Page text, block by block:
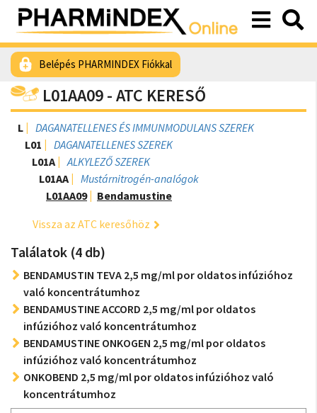
Belépés PHARMINDEX Fiókkal
L01AA09 - ATC KERESŐ
L
DAGANATELLENES ÉS IMMUNMODULANS SZEREK
L01
DAGANATELLENES SZEREK
L01A
ALKYLEZŐ SZEREK
L01AA
Mustárnitrogén-analógok
L01AA09
Bendamustine
Vissza az ATC keresőhöz
Találatok (4 db)
BENDAMUSTIN TEVA 2,5 mg/ml por oldatos infúzióhoz
való koncentrátumhoz
BENDAMUSTINE ACCORD 2,5 mg/ml por oldatos
infúzióhoz való koncentrátumhoz
BENDAMUSTINE ONKOGEN 2,5 mg/ml por oldatos
infúzióhoz való koncentrátumhoz
ONKOBEND 2,5 mg/ml por oldatos infúzióhoz való
koncentrátumhoz